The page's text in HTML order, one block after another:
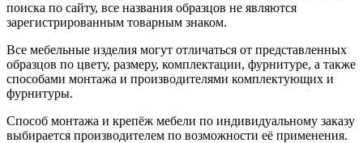
поиска по сайту, все названия образцов не являются
зарегистрированным товарным знаком.
Все мебельные изделия могут отличаться от представленных
образцов по цвету, размеру, комплектации, фурнитуре, а также
способами монтажа и производителями комплектующих и
фурнитуры.
Способ монтажа и крепёж мебели по индивидуальному заказу
выбирается производителем по возможности её применения.